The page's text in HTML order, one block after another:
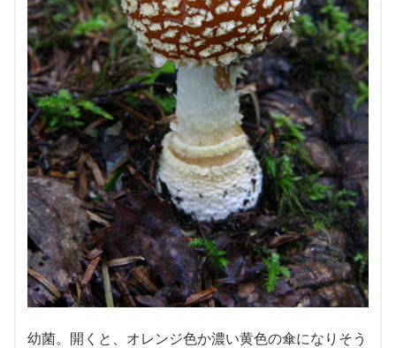
幼菌。開くと、オレンジ色か濃い黄色の傘になりそう